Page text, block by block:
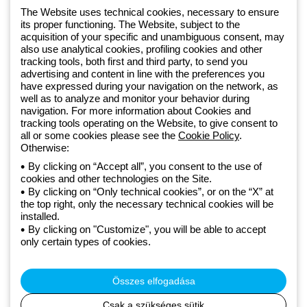
Since 2025, Beghelli has been part of the GEWISS Group, within the
GEWISS LightZone ecosystem, where we develop integrated
lighting solutions that transform complexity into simplicity, supporting
professionals and end users in meeting their needs. Discover more
about GEWISS
Adatvédelmi szabályzat
Cookie szabályzat
Általános szerződési feltételek
Minden szabályzat
Accessibility
Credits
to the direction and coordination of Gewiss S.p.A. - P.IVA (IT)
00666341201 - Registered in the Register of Companies of
The Website uses technical cookies, necessary to ensure
its proper functioning. The Website, subject to the
acquisition of your specific and unambiguous consent, may
also use analytical cookies, profiling cookies and other
tracking tools, both first and third party, to send you
advertising and content in line with the preferences you
have expressed during your navigation on the network, as
well as to analyze and monitor your behavior during
navigation. For more information about Cookies and
tracking tools operating on the Website, to give consent to
all or some cookies please see the Cookie Policy.
Otherwise:
By clicking on “Accept all”, you consent to the use of
cookies and other technologies on the Site.
By clicking on “Only technical cookies”, or on the “X” at
the top right, only the necessary technical cookies will be
installed.
By clicking on "Customize", you will be able to accept
only certain types of cookies.
Összes elfogadása